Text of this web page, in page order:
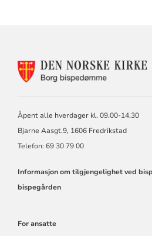
Åpent alle hverdager kl. 09.00-14.30
Bjarne Aasgt.9, 1606 Fredrikstad
Telefon: 69 30 79 00
Informasjon om tilgjengelighet ved
bispegården
For ansatte